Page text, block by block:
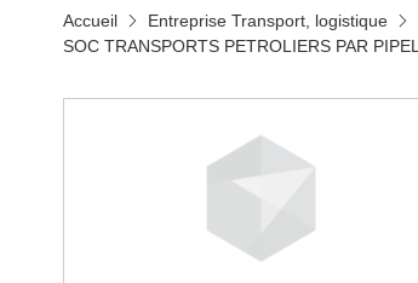
Accueil Entreprise Transport, logistique
SOC TRANSPORTS PETROLIERS PAR